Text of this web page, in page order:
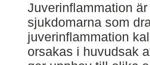
Juverinflammation
sjukdomarna som
juverinflammation
orsakas i huvudsak